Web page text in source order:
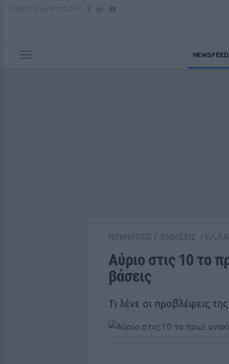
NEWSFEED
Αύριο στις 10 το
βάσεις
Τι λένε οι προβλέψεις